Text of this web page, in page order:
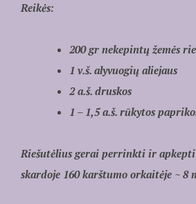
Reikės:
200 gr nekepintų žemės
1 v.š. alyvuogių aliejaus
2 a.š. druskos
1 – 1,5 a.š. rūkytos
Riešutėlius gerai perrinkti ir apkepti
skardoje 160 karštumo orkaitėje ~ 8